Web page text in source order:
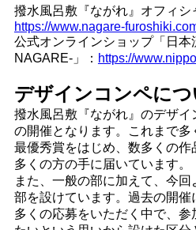
撥水風呂敷『ながれ』オフィシ
https://www.nagare-
公式オンラインショップ「日本
NAGARE-」： https://
デザインコンペに
撥水風呂敷『ながれ』のデザイ
の開催となります。これまで多
最優秀賞をはじめ、数多くの作
多くの方の手に届いています。
また、一般の部に加えて、今
部を設けています。過去の開催
多くの応募をいただく中で、